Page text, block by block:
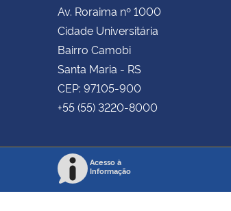
Av. Roraima nº 1000
Cidade Universitária
Bairro Camobi
Santa Maria - RS
CEP: 97105-900
+55 (55) 3220-8000
Acesso à
Informação